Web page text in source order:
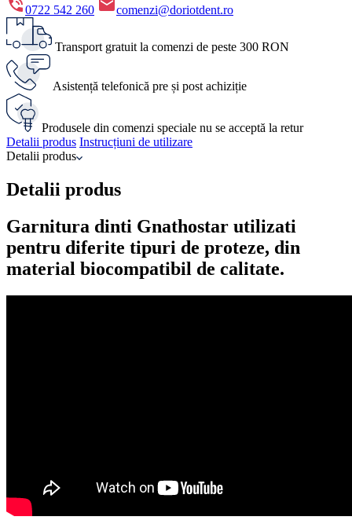
0722 542 260 comenzi@doriotdent.ro
Transport gratuit la comenzi de peste 300 RON
Asistență telefonică pre și post achiziție
Produsele din comenzi speciale nu se acceptă la retur
Detalii produs Instrucțiuni de utilizare
Detalii produs
Detalii produs
Garnitura dinti Gnathostar utilizati
pentru diferite tipuri de proteze, din
material biocompatibil de calitate.